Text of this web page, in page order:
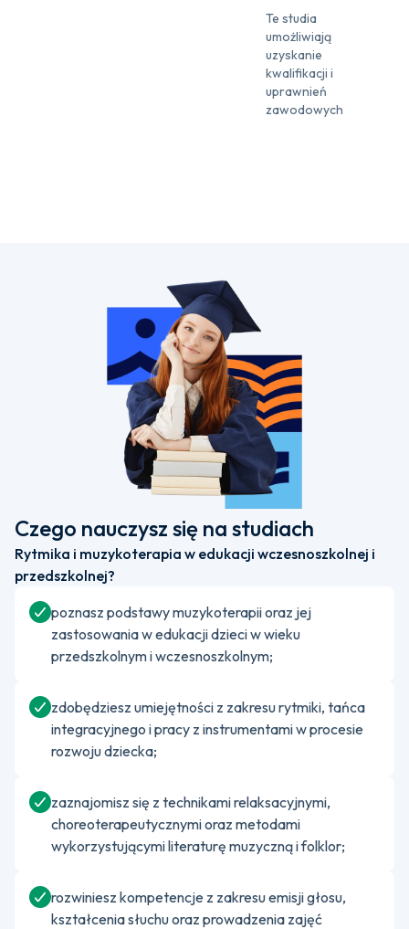
Te studia
umożliwiają
uzyskanie
kwalifikacji i
uprawnień
zawodowych
Czego nauczysz się na studiach
Rytmika i muzykoterapia w edukacji wczesnoszkolnej i
przedszkolnej?
poznasz podstawy muzykoterapii oraz jej
zastosowania w edukacji dzieci w wieku
przedszkolnym i wczesnoszkolnym;
zdobędziesz umiejętności z zakresu rytmiki, tańca
integracyjnego i pracy z instrumentami w procesie
rozwoju dziecka;
zaznajomisz się z technikami relaksacyjnymi,
choreoterapeutycznymi oraz metodami
wykorzystującymi literaturę muzyczną i folklor;
rozwiniesz kompetencje z zakresu emisji głosu,
kształcenia słuchu oraz prowadzenia zajęć